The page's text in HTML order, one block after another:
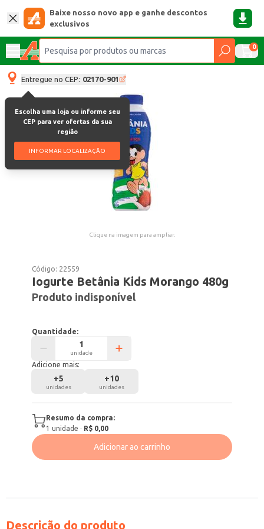
Baixe nosso novo app e ganhe descontos
exclusivos
0
Entregue no CEP: 02170-901
Escolha uma loja ou informe seu
CEP para ver ofertas da sua
região
INFORMAR LOCALIZAÇÃO
Clique na imagem para ampliar.
Código: 22559
Iogurte Betânia Kids Morango 480g
Produto indisponível
Quantidade:
unidade
Adicione mais:
+5
unidades
+10
unidades
Resumo da compra:
1 unidade · R$ 0,00
Adicionar ao carrinho
Descrição do produto